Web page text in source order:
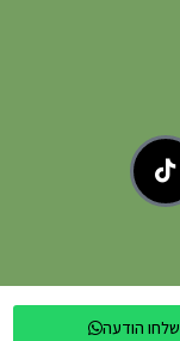
שלחו הודעה